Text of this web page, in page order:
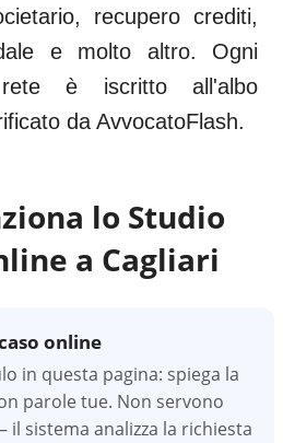
recupero crediti,
e molto altro. Ogni
è iscritto all'albo
da AvvocatoFlash.
lo Studio
a Cagliari
online
in questa pagina: spiega la
parole tue. Non servono
sistema analizza la richiesta